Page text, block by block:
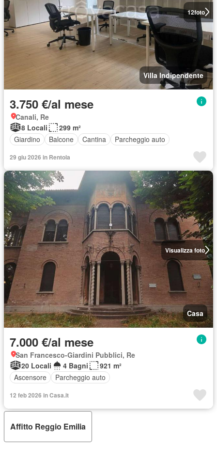
12foto
Villa Indipendente
3.750 €/al mese
Canali, Re
8 Locali
299 m²
Giardino
Balcone Cantina Parcheggio auto
29 giu 2026 in Rentola
Visualizza foto
Casa
7.000 €/al mese
San Francesco-Giardini Pubblici, Re
20 Locali
4 Bagni
921 m²
Ascensore
Parcheggio auto
12 feb 2026 in Casa.it
Affitto Reggio Emilia